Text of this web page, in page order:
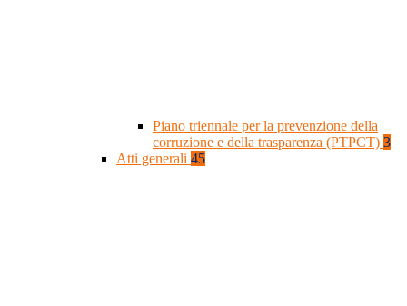
Piano triennale per la prevenzione della
corruzione e della trasparenza (PTPCT) 3
Atti generali 45